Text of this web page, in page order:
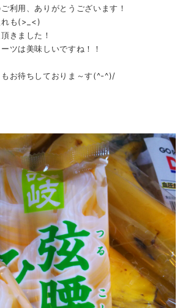
利用、ありがとうございます！
れも(>_<)
きました！
ツは美味しいですね！！
お待ちしておりま～す(^-^)/